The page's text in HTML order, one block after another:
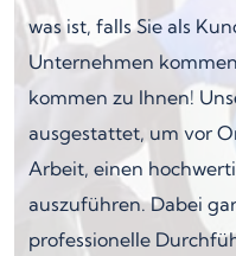
was ist, falls Sie als
Unternehmen
kommen zu Ihnen!
ausgestattet, um vor
Arbeit, einen
auszuführen. Dabei
professionelle